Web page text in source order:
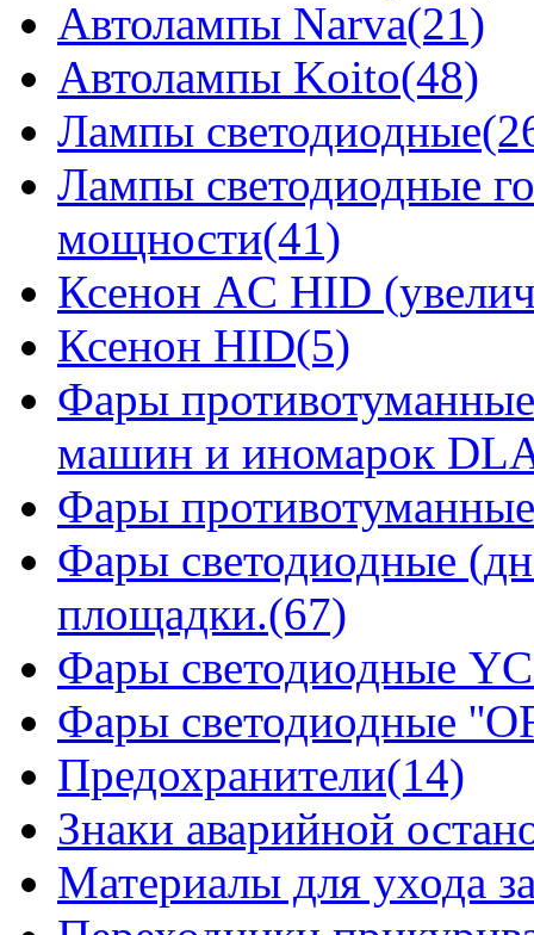
Автолампы Narva(21)
Автолампы Koito(48)
Лампы
Лампы светодиодные
мощности(41)
Ксенон AC HID
Ксенон HID(5)
Фары
машин и иномарок
Фары
Фары светодиодные
площадки.(67)
Фары светодиодные
Фары светодиодные
Предохранители(14)
Знаки аварийной
Материалы для ухода